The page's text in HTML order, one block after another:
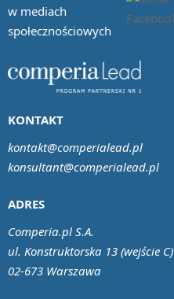
w mediach
społecznościowych
ADRES
Comperia.pl S.A.
ul. Konstruktorska 13 (wejście C)
02-673 Warszawa
KONTAKT
kontakt@comperialead.pl
konsultant@comperialead.pl